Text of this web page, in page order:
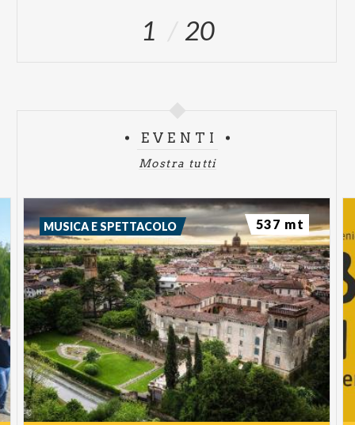
1 20
EVENTI
Mostra tutti
MUSICA E SPETTACOLO 537 mt